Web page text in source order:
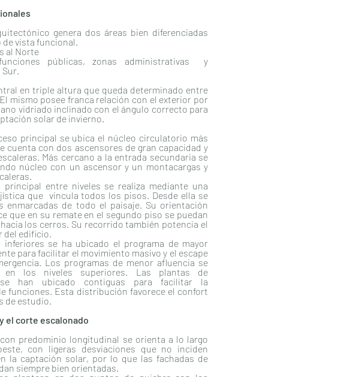
genera dos áreas bien diferenciadas
de vista funcional.
al Norte
públicas, zonas administrativas y
en triple altura que queda determinado entre
mismo posee franca relación con el exterior por
vidriado inclinado con el ángulo correcto para
solar de invierno.
principal se ubica el núcleo circulatorio más
cuenta con dos ascensores de gran capacidad y
Más cercano a la entrada secundaria se
núcleo con un ascensor y un montacargas y
principal entre niveles se realiza mediante una
que vincula todos los pisos. Desde ella se
enmarcadas de todo el paisaje. Su orientación
que en su remate en el segundo piso se puedan
los cerros. Su recorrido también potencia el
del edificio.
inferiores se ha ubicado el programa de mayor
para facilitar el movimiento masivo y el escape
Los programas de menor afluencia se
en los niveles superiores. Las plantas de
han ubicado contiguas para facilitar la
funciones. Esta distribución favorece el confort
de estudio.
el corte escalonado
predominio longitudinal se orienta a lo largo
con ligeras desviaciones que no inciden
la captación solar, por lo que las fachadas de
siempre bien orientadas.